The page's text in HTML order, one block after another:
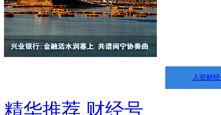
入驻财
精华推荐 财经号